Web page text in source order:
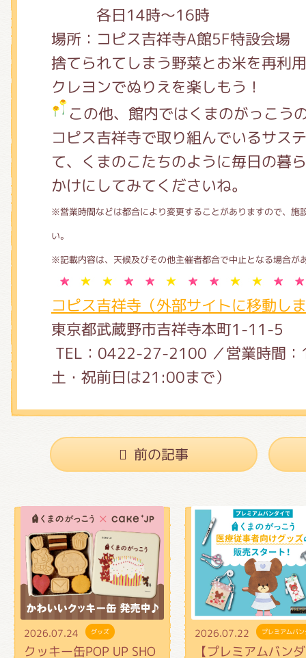
各日14時～16時
場所：コピス吉祥寺A館5F特設会場
捨てられてしまう野菜とお米を再利
クレヨンでぬりえを楽しもう！
この他、館内ではくまのがっこう
コピス吉祥寺で取り組んでいるサス
て、くまのこたちのように毎日の暮
かけにしてみてくださいね。
※営業時間などは都合により変更することがありますので、施
い。
※記載内容は、天候及びその他主催者都合で中止となる場合が
コピス吉祥寺（外部サイトに移動し
東京都武蔵野市吉祥寺本町1-11-5
TEL：0422-27-2100 ／営業時間
土・祝前日は21:00まで）
前の記事
2026.07.24 グッズ
クッキー缶POP UP SHO
2026.07.22 プレミアムバ
【プレミアムバン